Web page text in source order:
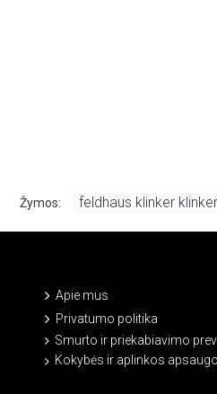
Žymos: feldhaus klinker
Apie mus
Privatumo politika
Smurto ir priekabiavimo
Kokybės ir aplinkos